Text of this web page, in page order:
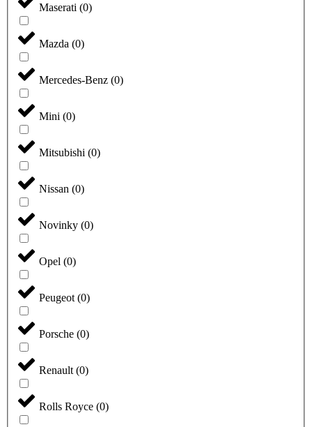
Maserati (0)
Mazda (0)
Mercedes-Benz (0)
Mini (0)
Mitsubishi (0)
Nissan (0)
Novinky (0)
Opel (0)
Peugeot (0)
Porsche (0)
Renault (0)
Rolls Royce (0)